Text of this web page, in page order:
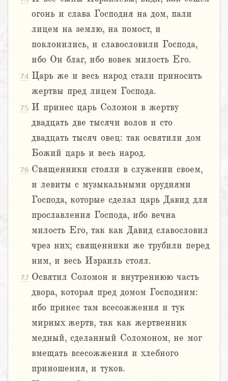
огонь и слава Господня на дом, пали
лицем на землю, на помост, и
поклонились, и славословили Господа,
ибо Он благ, ибо вовек милость Его.
7:4 Царь же и весь народ стали приносить
жертвы пред лицем Господа.
7:5 И принес царь Соломон в жертву
двадцать две тысячи волов и сто
двадцать тысяч овец: так освятили дом
Божий царь и весь народ.
7:6 Священники стояли в служении своем,
и левиты с музыкальными орудиями
Господа, которые сделал царь Давид для
прославления Господа, ибо вечна
милость Его, так как Давид славословил
чрез них; священники же трубили перед
ним, и весь Израиль стоял.
7:7 Освятил Соломон и внутреннюю часть
двора, которая пред домом Господним:
ибо принес там всесожжения и тук
мирных жертв, так как жертвенник
медный, сделанный Соломоном, не мог
вмещать всесожжения и хлебного
приношения, и туков.